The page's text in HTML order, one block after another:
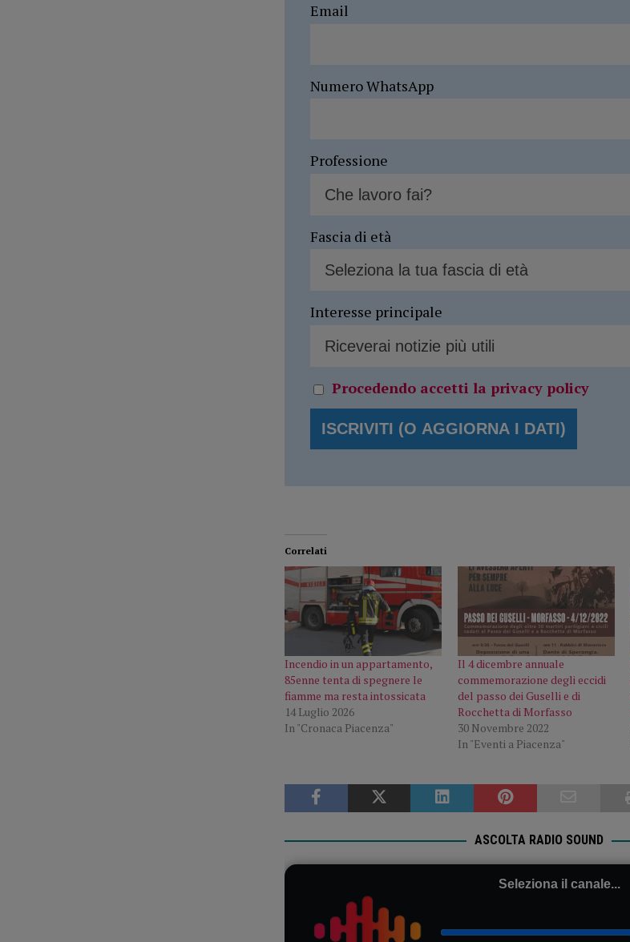
Email
Numero WhatsApp
Professione
Fascia di età
Interesse principale
Procedendo accetti la privacy policy
Correlati
Incendio in un appartamento,
85enne tenta di spegnere le
fiamme ma resta intossicata
14 Luglio 2026
In "Cronaca Piacenza"
Il 4 dicembre annuale
commemorazione degli eccidi
del passo dei Guselli e di
Rocchetta di Morfasso
30 Novembre 2022
In "Eventi a Piacenza"
ASCOLTA RADIO SOUND
Seleziona il canale...